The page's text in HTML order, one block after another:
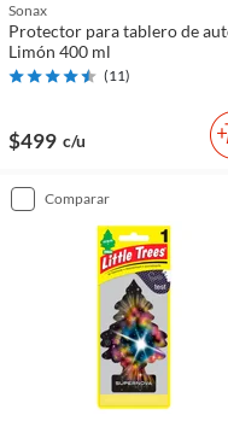
Sonax
Protector para tablero de
Limón 400 ml
(11)
$499 c/u
comparar